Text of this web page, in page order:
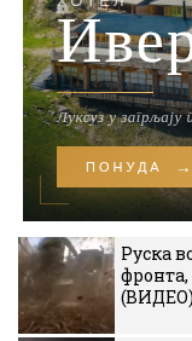
Руска
фронта,
(ВИДЕО)